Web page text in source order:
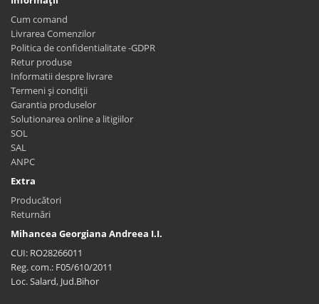
Cum comand
Livrarea Comenzilor
Politica de confidentialitate -GDPR
Retur produse
Informatii despre livrare
Termeni și condiții
Garantia produselor
Solutionarea online a litigiilor
SOL
SAL
ANPC
Extra
Producători
Returnări
Mihancea Georgiana Andreea I.I.
CUI: RO28266011
Reg. com.: F05/610/2011
Loc. Salard, Jud.Bihor